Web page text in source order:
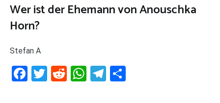
Wer ist der Ehemann von Anouschka
Horn?
Stefan A
Facebook
Twitter
RedditWhatsApp
Telegram